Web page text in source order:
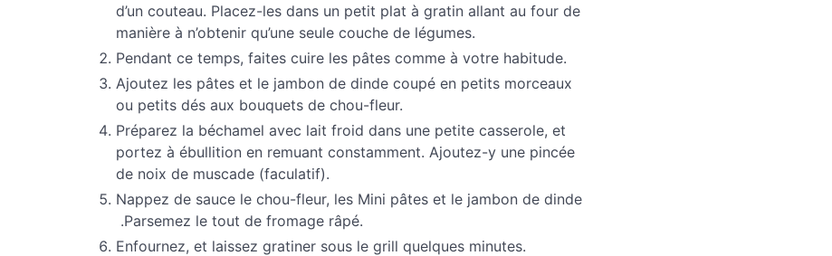
d’un couteau. Placez-les dans un petit plat à gratin allant au four de
manière à n’obtenir qu’une seule couche de légumes.
Pendant ce temps, faites cuire les pâtes comme à votre habitude.
Ajoutez les pâtes et le jambon de dinde coupé en petits morceaux
ou petits dés aux bouquets de chou-fleur.
Préparez la béchamel avec lait froid dans une petite casserole, et
portez à ébullition en remuant constamment. Ajoutez-y une pincée
de noix de muscade (faculatif).
Nappez de sauce le chou-fleur, les Mini pâtes et le jambon de dinde
.Parsemez le tout de fromage râpé.
Enfournez, et laissez gratiner sous le grill quelques minutes.